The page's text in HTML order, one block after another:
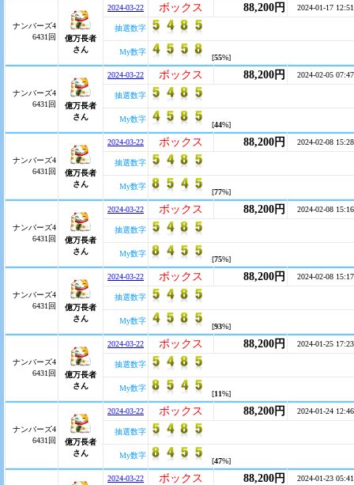
ナンバーズ4
6431回
億万長者
さん
2024-03-22 ボックス 88,200円 2024-01-17 12:51
抽選数字
My数字
[55%]
ナンバーズ4
6431回
億万長者
さん
2024-03-22 ボックス 88,200円 2024-02-05 07:47
抽選数字
My数字
[44%]
ナンバーズ4
6431回
億万長者
さん
2024-03-22 ボックス 88,200円 2024-02-08 15:28
抽選数字
My数字
[77%]
ナンバーズ4
6431回
億万長者
さん
2024-03-22 ボックス 88,200円 2024-02-08 15:16
抽選数字
My数字
[75%]
ナンバーズ4
6431回
億万長者
さん
2024-03-22 ボックス 88,200円 2024-02-08 15:17
抽選数字
My数字
[93%]
ナンバーズ4
6431回
億万長者
さん
2024-03-22 ボックス 88,200円 2024-01-25 17:23
抽選数字
My数字
[11%]
ナンバーズ4
6431回
億万長者
さん
2024-03-22 ボックス 88,200円 2024-01-24 12:46
抽選数字
My数字
[47%]
2024-03-22 ボックス 88,200円 2024-01-23 05:41